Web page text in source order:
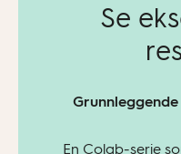
Se
En Colab-serie